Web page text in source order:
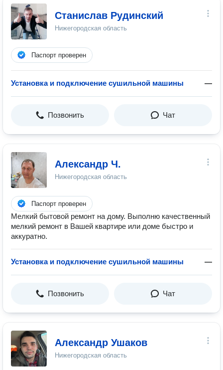
Станислав Рудинский
Нижегородская область
Паспорт проверен
Установка и подключение сушильной машины —
Позвонить Чат
Александр Ч.
Нижегородская область
Паспорт проверен
Мелкий бытовой ремонт на дому. Выполню качественный
мелкий ремонт в Вашей квартире или доме быстро и
аккуратно.
Установка и подключение сушильной машины —
Позвонить Чат
Александр Ушаков
Нижегородская область